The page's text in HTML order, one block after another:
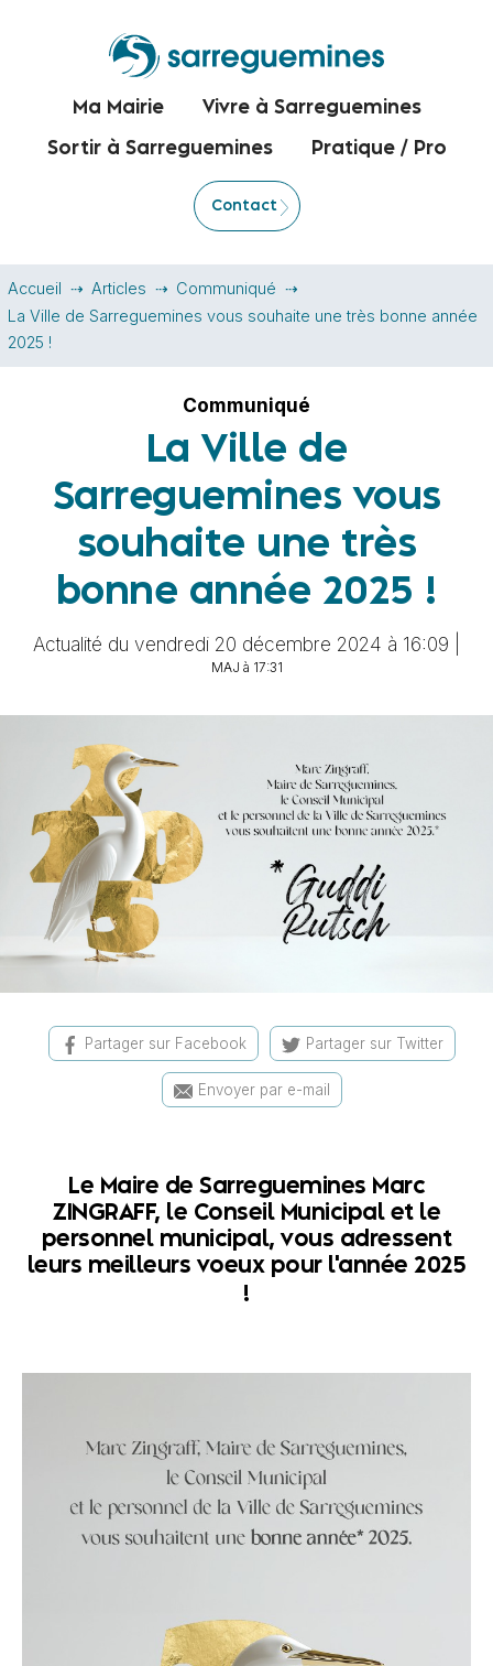
Ma Mairie Vivre à Sarreguemines
Sortir à Sarreguemines Pratique / Pro
Contact
Accueil Articles
Communiqué
La Ville de Sarreguemines vous souhaite une très bonne année
2025 !
Communiqué
La Ville de
Sarreguemines vous
souhaite une très
bonne année 2025 !
Actualité du vendredi 20 décembre 2024 à 16:09 |
MAJ à 17:31
Partager sur Facebook Partager sur Twitter
Envoyer par e-mail
Le Maire de Sarreguemines Marc
ZINGRAFF, le Conseil Municipal et le
personnel municipal, vous adressent
leurs meilleurs voeux pour l'année 2025
!